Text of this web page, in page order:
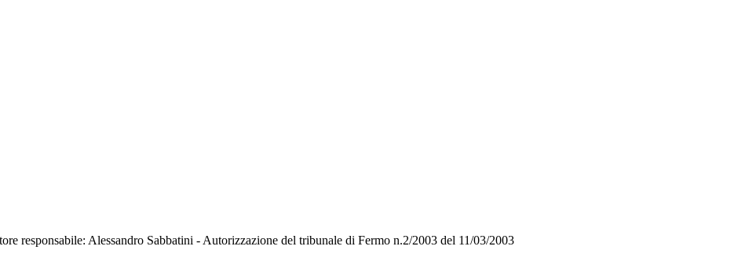
responsabile: Alessandro Sabbatini - Autorizzazione del tribunale di Fermo n.2/2003 del 11/03/2003